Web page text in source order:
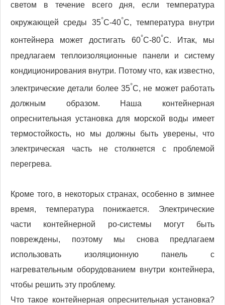
светом в течение всего дня, если температура
окружающей среды 35°С-40°C, температура внутри
контейнера может достигать 60°С-80°C. Итак, мы
предлагаем теплоизоляционные панели и систему
кондиционирования внутри. Потому что, как известно,
электрические детали более 35°C, не может работать
должным образом. Наша контейнерная
опреснительная установка для морской воды имеет
термостойкость, но мы должны быть уверены, что
электрическая часть не столкнется с проблемой
перегрева.
Кроме того, в некоторых странах, особенно в зимнее
время, температура понижается. Электрические
части контейнерной ро-системы могут быть
повреждены, поэтому мы снова предлагаем
использовать изоляционную панель с
нагревательным оборудованием внутри контейнера,
чтобы решить эту проблему.
Что такое контейнерная опреснительная установка?